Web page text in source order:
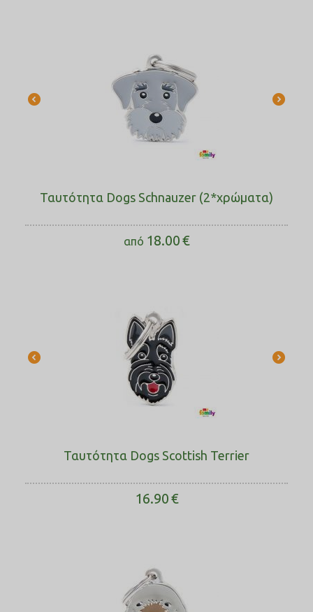
Ταυτότητα Dogs Schnauzer (2*χρώματα)
από 18.00€
Ταυτότητα Dogs Scottish Terrier
16.90€